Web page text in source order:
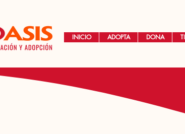
INICIO ADOPTA DONA